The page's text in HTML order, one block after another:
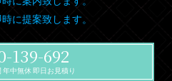
に提案致します。
139-692
年中無休 即日お見積り